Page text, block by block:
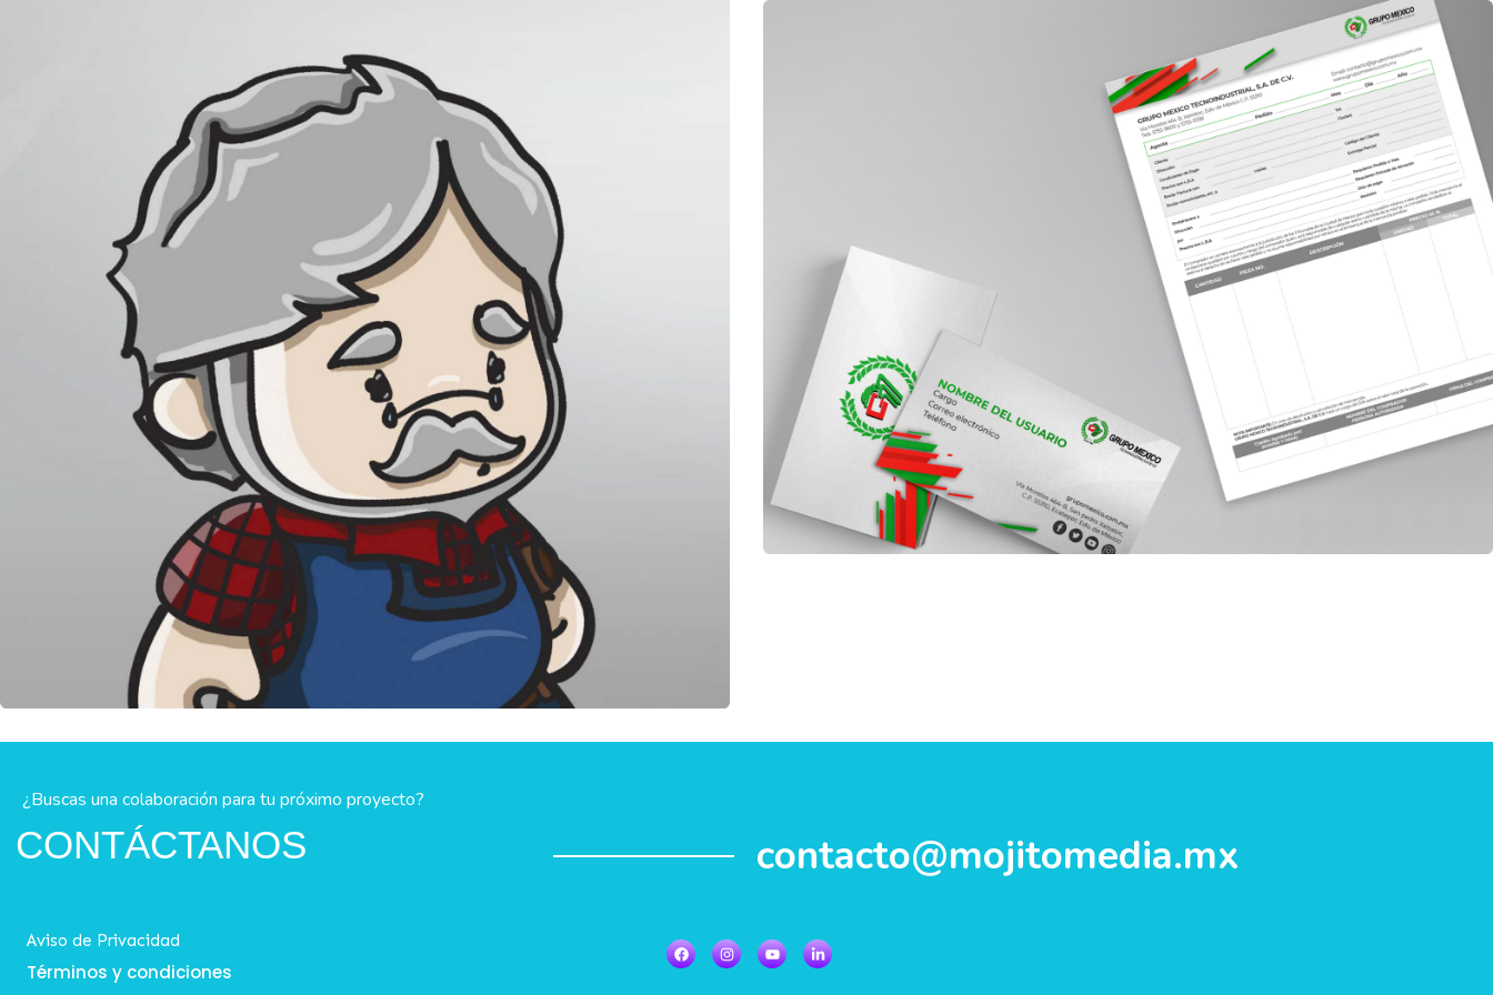
¿Buscas una colaboración para tu próximo proyecto?
CONTÁCTANOS contacto@mojitomedia.mx
Aviso de Privacidad
Términos y condiciones